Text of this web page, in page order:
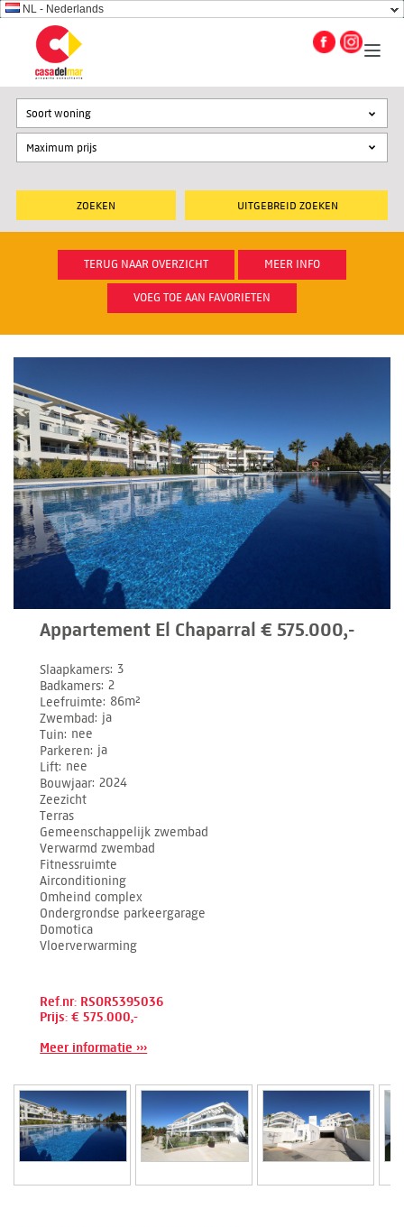
NL - Nederlands
UITGEBREID ZOEKEN
Soort woning
TERUG NAAR OVERZICHT MEER INFO
VOEG TOE AAN FAVORIETEN
Appartement El Chaparral € 575.000,-
Slaapkamers 3
Badkamers 2
Leefruimte 86m²
Zwembad ja
Tuin nee
Parkeren ja
Lift nee
Bouwjaar 2024
Zeezicht
Terras
Gemeenschappelijk zwembad
Verwarmd zwembad
Fitnessruimte
Airconditioning
Omheind complex
Ondergrondse parkeergarage
Domotica
Vloerverwarming
Ref.nr: RSOR5395036
Prijs: € 575.000,-
Meer informatie ›››